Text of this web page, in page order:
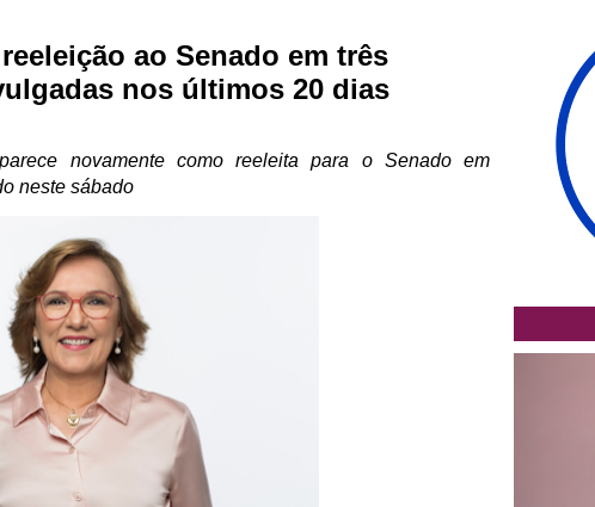
ao Senado em três
nos últimos 20 dias
novamente como reeleita para o Senado em
neste sábado